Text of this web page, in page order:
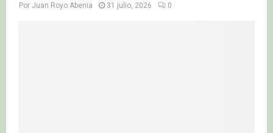
Por Juan Royo Abenia 31 julio, 2026 0